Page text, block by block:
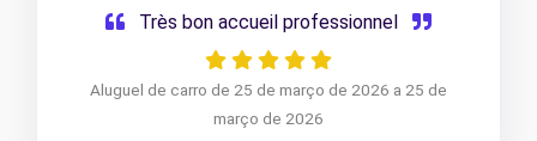
Très bon accueil professionnel
Aluguel de carro de 25 de março de 2026 a 25 de
março de 2026